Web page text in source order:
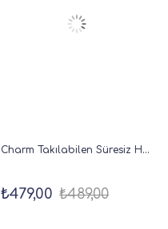
Charm Takılabilen Süresiz Haftalık Planlayıcı Cep Ajanda 9x17 cm Metalik Gümüş
₺479,00 ₺489,00